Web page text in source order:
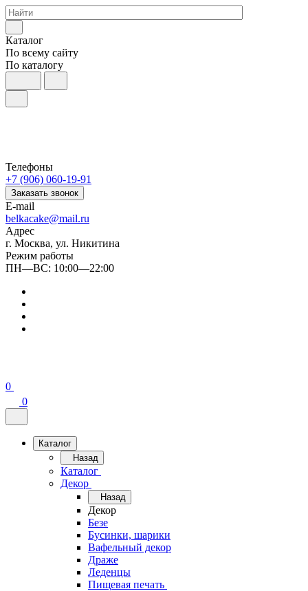
Каталог
По всему сайту
По каталогу
Телефоны
+7 (906) 060-19-91
Заказать звонок
E-mail
belkacake@mail.ru
Адрес
г. Москва, ул. Никитина
Режим работы
ПН—ВС: 10:00—22:00
0
0
Каталог
Назад
Каталог
Декор
Назад
Декор
Безе
Бусинки, шарики
Вафельный декор
Драже
Леденцы
Пищевая печать